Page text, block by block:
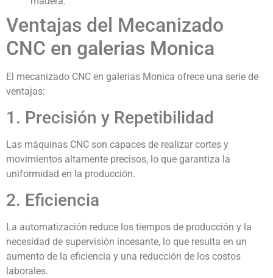
Ventajas del Mecanizado
CNC en galerias Monica
El mecanizado CNC en galerias Monica ofrece una serie de
ventajas:
1. Precisión y Repetibilidad
Las máquinas CNC son capaces de realizar cortes y
movimientos altamente precisos, lo que garantiza la
uniformidad en la producción.
2. Eficiencia
La automatización reduce los tiempos de producción y la
necesidad de supervisión incesante, lo que resulta en un
aumento de la eficiencia y una reducción de los costos
laborales.